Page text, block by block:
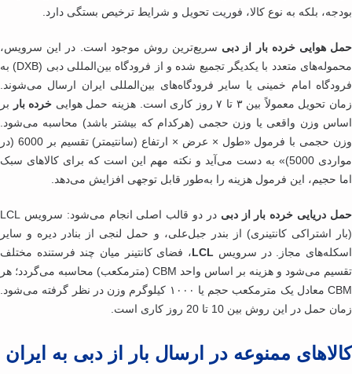
بلکه به نوع کالا، فوریت تحویل و شرایط ترخیص بستگی دارد.
هوایی خرده بار از دبیسریع‌ترین روش موجود است. در این سرویس،
محموله‌های متعدد با یکدیگر تجمیع شده و از فرودگاه بین‌المللی دبی (DXB) به
امام خمینی یا سایر فرودگاه‌های بین‌المللی ایران ارسال می‌شوند.
معمولاً بین ۳ تا ۷ روز کاری است. هزینه حمل هوایی
خرده باربر
وزن واقعی یا وزن حجمی (هرکدام که بیشتر باشد) محاسبه می‌شود.
وزن حجمی با فرمول «طول × عرض × ارتفاع (سانتیمتر) تقسیم بر 6000 (در
مواردی 5000)» به دست می‌آید و نکته مهم این است که برای کالاهای سبک
حجیم، این فرمول هزینه را به‌طور قابل توجهی افزایش می‌دهد.
دریایی خرده بار از دبی
در دو قالب اصلی انجام می‌شود: سرویس LCL
اشتراکی کانتینری) از بندر جبل‌علی، و حمل لنجی از بنادر دیره و سایر
مجاز. در سرویس LCL، فضای کانتینر میان چند فرستنده مختلف
تقسیم می‌شود و هزینه بر اساس واحد CBM (مترمکعب) محاسبه می‌گردد؛ هر
CBM معادل یک مترمکعب حجم یا ۱۰۰۰ کیلوگرم وزن در نظر گرفته می‌شود.
حمل در این روش بین 10 تا 20 روز کاری است.
ممنوعه در ارسال بار از دبی به ایران